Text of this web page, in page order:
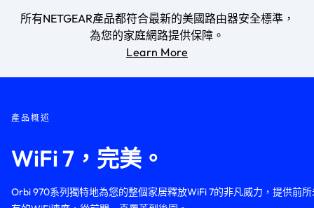
所有NETGEAR產品都符合最新的美國路由器安全標準，
為您的家庭網路提供保障。
Learn More
產品概述
WiFi 7，完美。
Orbi 970系列獨特地為您的整個家居釋放WiFi 7的非凡威力，提供前所